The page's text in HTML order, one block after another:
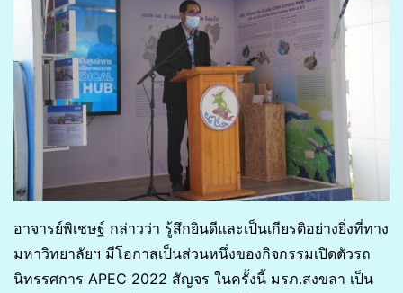
อาจารย์พิเชษฐ์ กล่าวว่า รู้สึกยินดีและเป็นเกียรติอย่างยิ่งที่ทาง
มหาวิทยาลัยฯ มีโอกาสเป็นส่วนหนึ่งของกิจกรรมเปิดตัวรถ
นิทรรศการ APEC 2022 สัญจร ในครั้งนี้ มรภ.สงขลา เป็น